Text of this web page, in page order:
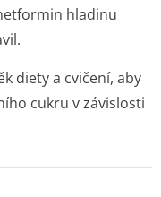
hladinu
diety a cvičení, aby
cukru v závislosti